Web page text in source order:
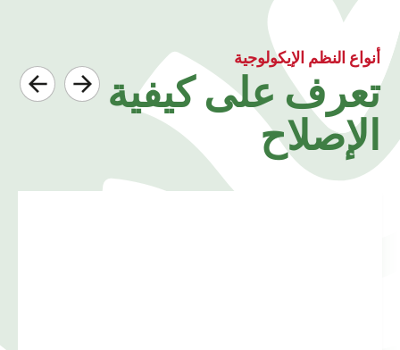
أنواع النظم الإيكولوجية
تعرف على كيفية
الإصلاح